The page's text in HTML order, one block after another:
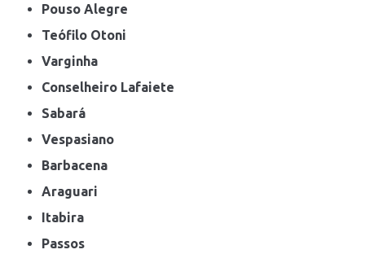
Pouso Alegre
Teófilo Otoni
Varginha
Conselheiro Lafaiete
Sabará
Vespasiano
Barbacena
Araguari
Itabira
Passos